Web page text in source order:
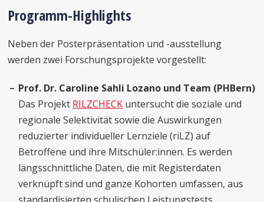
Programm-Highlights
Neben der Posterpräsentation und -ausstellung
werden zwei Forschungsprojekte vorgestellt:
Prof. Dr. Caroline Sahli Lozano und Team (PHBern)
Das Projekt RILZCHECK untersucht die soziale und
regionale Selektivität sowie die Auswirkungen
reduzierter individueller Lernziele (riLZ) auf
Betroffene und ihre Mitschüler:innen. Es werden
längsschnittliche Daten, die mit Registerdaten
verknüpft sind und ganze Kohorten umfassen, aus